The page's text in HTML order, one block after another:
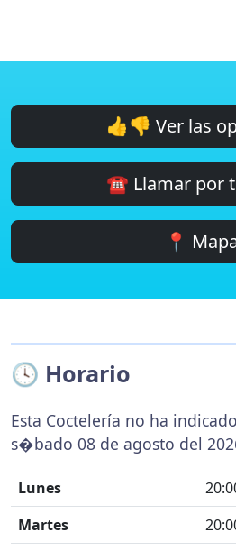
👍👎 Ver las
☎️ Llamar por
📍
🕓 Horario
Esta Coctelería no ha
s�bado 08 de agosto del
Lunes
Martes